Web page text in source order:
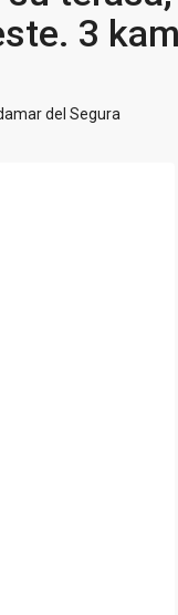
3
del Segura